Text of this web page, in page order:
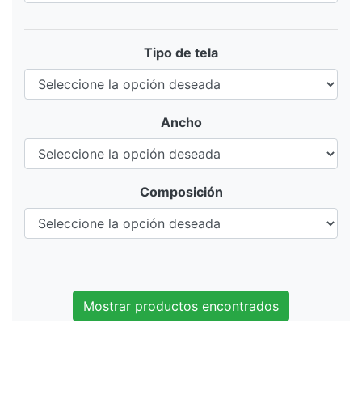
Tipo de tela
Ancho
Composición
Mostrar productos encontrados